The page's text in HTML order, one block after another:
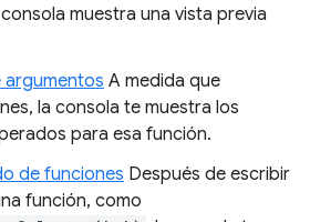
muestra una vista previa
argumentos A medida que
la consola te muestra los
para esa función.
de funciones Después de escribir
función, como